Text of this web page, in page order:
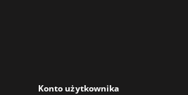
Konto użytkownika